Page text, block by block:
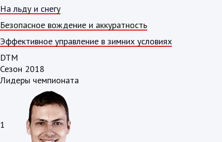
На льду и снегу
Безопасное вождение и аккуратность
Эффективное управление в зимних условиях
DTM
Сезон 2018
Лидеры чемпионата
1